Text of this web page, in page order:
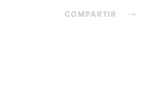
COMPARTIR